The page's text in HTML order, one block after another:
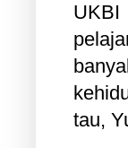
UKBI
tau,